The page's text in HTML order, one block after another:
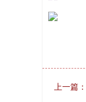
上一篇：